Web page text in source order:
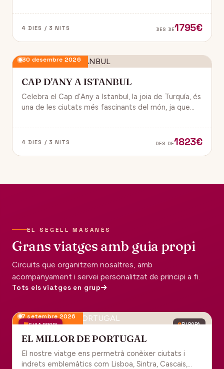
destinacions nadalenques d’Europa.
4 DIES / 3 NITS DES DE1795€
30 desembre 2026
CAP D'ANY A ISTANBUL
Celebra el Cap d’Any a Istanbul, la joia de Turquía, és
una de les ciutats més fascinants del món, ja que
gaudir d’un ambient de festa i alegría.
4 DIES / 3 NITS DES DE1823€
EL SEGELL MASANÉS
Grans viatges amb guia propi
Circuits que organitzem nosaltres, amb
acompanyament i servei personalitzat de principi a fi.
Tots els viatges en grup
GUIA PROPI EUROPA
7 setembre 2026
EL MILLOR DE PORTUGAL
El nostre viatge ens permetrà conèixer ciutats i
indrets emblemàtics com Lisboa, Sintra, Cascais,